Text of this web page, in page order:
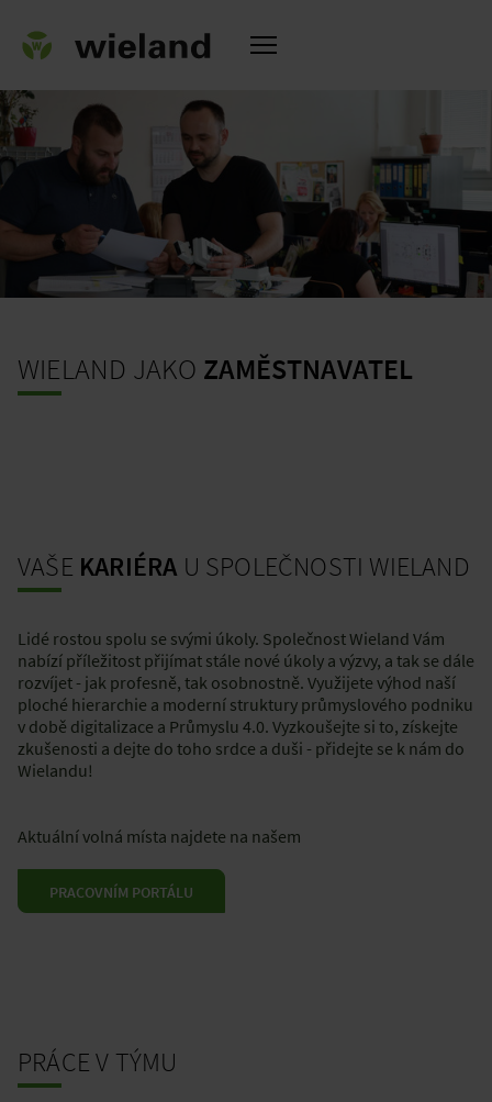
WIELAND JAKO ZAMĚSTNAVATEL
VAŠE KARIÉRA U SPOLEČNOSTI WIELAND
Lidé rostou spolu se svými úkoly. Společnost Wieland Vám
nabízí příležitost přijímat stále nové úkoly a výzvy, a tak se dále
rozvíjet - jak profesně, tak osobnostně. Využijete výhod naší
ploché hierarchie a moderní struktury průmyslového podniku
v době digitalizace a Průmyslu 4.0. Vyzkoušejte si to, získejte
zkušenosti a dejte do toho srdce a duši - přidejte se k nám do
Wielandu!
Aktuální volná místa najdete na našem
PRACOVNÍM PORTÁLU
PRÁCE V TÝMU